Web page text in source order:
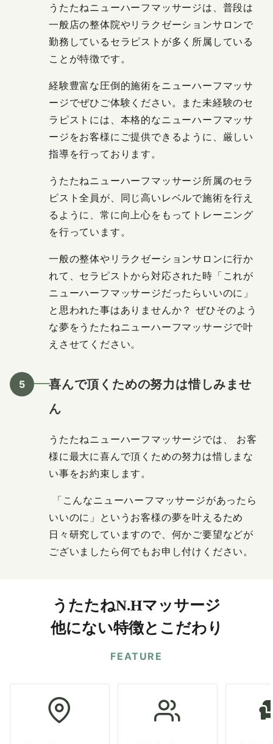
うたたねニューハーフマッサージは、普段は
一般店の整体院やリラクゼーションサロンで
勤務しているセラピストが多く所属している
ことが特徴です。
経験豊富な圧倒的施術をニューハーフマッサ
ージでぜひご体験ください。また未経験のセ
ラピストには、本格的なニューハーフマッサ
ージをお客様にご提供できるように、厳しい
指導を行っております。
うたたねニューハーフマッサージ所属のセラ
ピスト全員が、同じ高いレベルで施術を行え
るように、常に向上心をもってトレーニング
を行っています。
一般の整体やリラクゼーションサロンに行か
れて、セラピストから対応された時「これが
ニューハーフマッサージだったらいいのに」
と思われた事はありませんか？ ぜひそのよう
な夢をうたたねニューハーフマッサージで叶
えさせてください。
喜んで頂くための努力は惜しみませ
ん
うたたねニューハーフマッサージでは、 お客
様に最大に喜んで頂くための努力は惜しまな
い事をお約束します。
「こんなニューハーフマッサージがあったら
いいのに」というお客様の夢を叶えるため
日々研究していますので、何かご要望などが
ございましたら何でもお申し付けください。
うたたねN.Hマッサージ
他にない特徴とこだわり
FEATURE